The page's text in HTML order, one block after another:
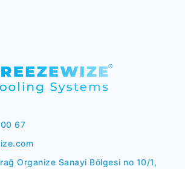
67
Organize Sanayi Bölgesi no 10/1,